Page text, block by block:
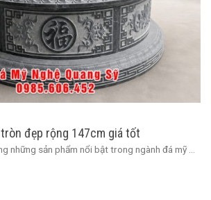
đẹp rộng 147cm giá tốt
những sản phẩm nổi bật trong ngành đá mỹ ...